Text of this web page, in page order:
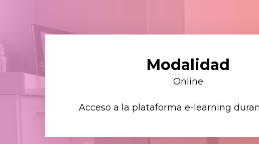
Modalidad
Online
Acceso a la plataforma e-learning